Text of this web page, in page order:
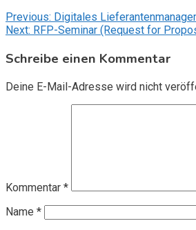
Beitragsnavigation
Previous: Digitales
Next: RFP-Seminar (Request for
Schreibe einen Kommentar
Deine E-Mail-Adresse wird nicht
Kommentar *
Name *